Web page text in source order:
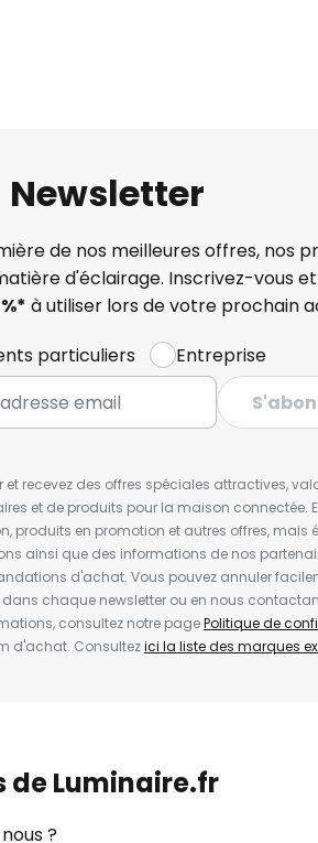
Newsletter
de nos meilleures offres, nos
d'éclairage. Inscrivez-vous
à utiliser lors de votre prochain
particuliers
Entreprise
recevez des offres spéciales attractives,
et de produits pour la maison connectée.
produits en promotion et autres offres, mais
ainsi que des informations de nos
d'achat. Vous pouvez annuler
chaque newsletter ou en nous
consultez notre pagePolitique de
d'achat. Consultezici la liste des marques
de Luminaire.fr
?